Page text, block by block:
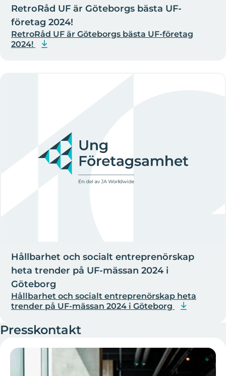
RetroRåd UF är Göteborgs bästa UF-
företag 2024!
RetroRåd UF är Göteborgs bästa UF-företag
2024!
Hållbarhet och socialt entreprenörskap
heta trender på UF-mässan 2024 i
Göteborg
Hållbarhet och socialt entreprenörskap heta
trender på UF-mässan 2024 i Göteborg
Presskontakt